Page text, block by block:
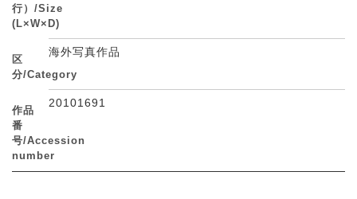
行）/Size
(L×W×D)
区
分/Category
海外写真作品
作品
番
号/Accession
number
20101691